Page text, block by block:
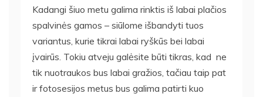
Kadangi šiuo metu galima rinktis iš labai plačios
spalvinės gamos – siūlome išbandyti tuos
variantus, kurie tikrai labai ryškūs bei labai
įvairūs. Tokiu atveju galėsite būti tikras, kad ne
tik nuotraukos bus labai gražios, tačiau taip pat
ir fotosesijos metus bus galima patirti kuo